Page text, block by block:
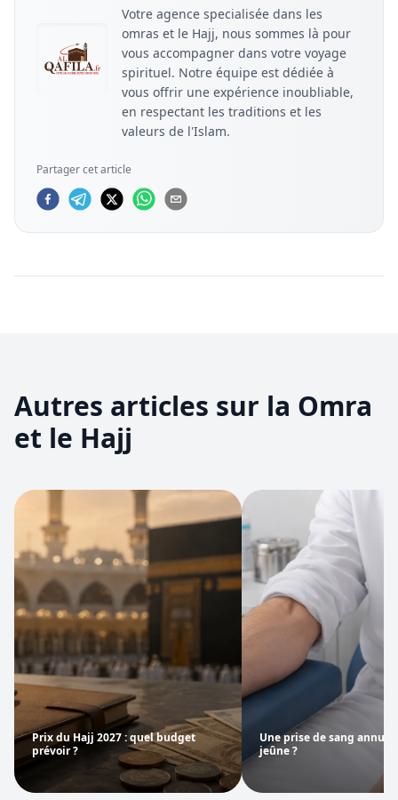
Votre agence specialisée dans les
omras et le Hajj, nous sommes là pour
vous accompagner dans votre voyage
spirituel. Notre équipe est dédiée à
vous offrir une expérience inoubliable,
en respectant les traditions et les
valeurs de l'Islam.
Partager cet article
Autres articles sur la Omra
et le Hajj
Prix du Hajj 2027 : quel budget
prévoir ?
Une prise de sang
jeûne ?